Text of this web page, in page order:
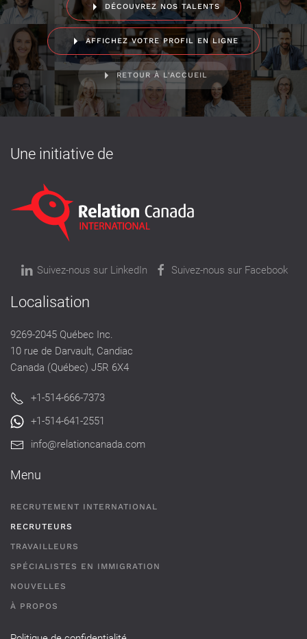
DÉCOUVREZ NOS TALENTS
AFFICHEZ VOTRE PROFIL EN LIGNE
RETOUR À L'ACCUEIL
Une initiative de
Suivez-nous sur LinkedIn Suivez-nous sur Facebook
Localisation
9269-2045 Québec Inc.
10 rue de Darvault, Candiac
Canada (Québec) J5R 6X4
+1-514-666-7373
+1-514-641-2551
info@relationcanada.com
Menu
RECRUTEMENT INTERNATIONAL
RECRUTEURS
TRAVAILLEURS
SPÉCIALISTES EN IMMIGRATION
NOUVELLES
À PROPOS